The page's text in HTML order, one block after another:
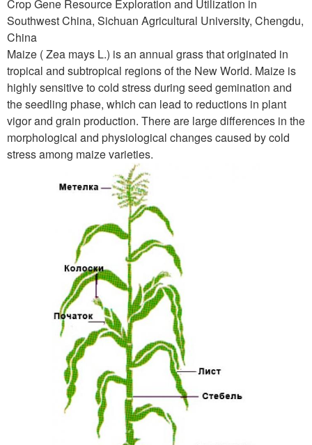
Crop Gene Resource Exploration and Utilization in
Southwest China, Sichuan Agricultural University, Chengdu,
China
Maize ( Zea mays L.) is an annual grass that originated in
tropical and subtropical regions of the New World. Maize is
highly sensitive to cold stress during seed gemination and
the seedling phase, which can lead to reductions in plant
vigor and grain production. There are large differences in the
morphological and physiological changes caused by cold
stress among maize varieties.